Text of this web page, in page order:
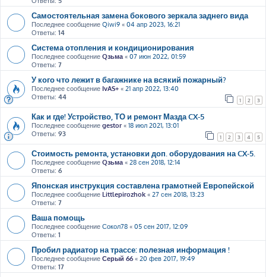
Самостоятельная замена бокового зеркала заднего вида
Последнее сообщение Qiwi9 « 04 апр 2023, 16:21
Ответы: 14
Система отопления и кондиционирования
Последнее сообщение Qзьма« 07 июн 2022, 01:59
Ответы: 7
У кого что лежит в багажнике на всякий пожарный?
Последнее сообщение IvAS+ « 21 апр 2022, 13:40
Ответы: 44 1 2 3
Как и где! Устройство, ТО и ремонт Мазда CX-5
Последнее сообщение gestor« 18 июл 2021, 13:01
Ответы: 93 1 2 3 4 5
Стоимость ремонта, установки доп. оборудования на CX-5.
Последнее сообщение Qзьма« 28 сен 2018, 12:14
Ответы: 6
Японская инструкция составлена грамотней Европейской
Последнее сообщение Littlepirozhok « 27 сен 2018, 13:23
Ответы: 7
Ваша помощь
Последнее сообщение Сокол78 « 05 сен 2017, 12:09
Ответы: 1
Пробил радиатор на трассе: полезная информация !
Последнее сообщение Серый 66« 20 фев 2017, 19:49
Ответы: 17